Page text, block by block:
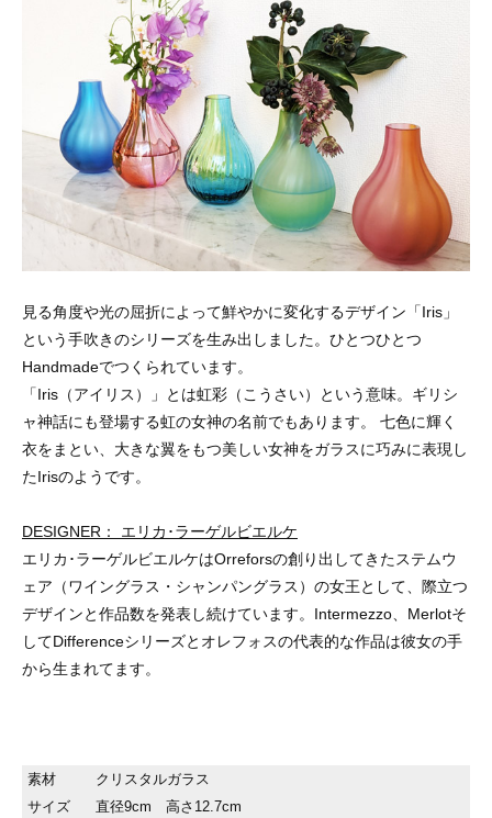
見る角度や光の屈折によって鮮やかに変化するデザイン「Iris」
という手吹きのシリーズを生み出しました。ひとつひとつ
Handmadeでつくられています。
「Iris（アイリス）」とは虹彩（こうさい）という意味。ギリシ
ャ神話にも登場する虹の女神の名前でもあります。 七色に輝く
衣をまとい、大きな翼をもつ美しい女神をガラスに巧みに表現し
たIrisのようです。
DESIGNER： エリカ･ラーゲルビエルケ
エリカ･ラーゲルビエルケはOrreforsの創り出してきたステムウ
ェア（ワイングラス・シャンパングラス）の女王として、際立つ
デザインと作品数を発表し続けています。Intermezzo、Merlotそ
してDifferenceシリーズとオレフォスの代表的な作品は彼女の手
から生まれてます。
素材
クリスタルガラス
サイズ
直径9cm 高さ12.7cm